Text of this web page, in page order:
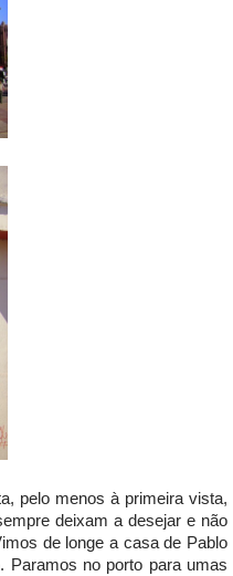
pelo menos à primeira vista,
deixam a desejar e não
de longe a casa de Pablo
Paramos no porto para umas